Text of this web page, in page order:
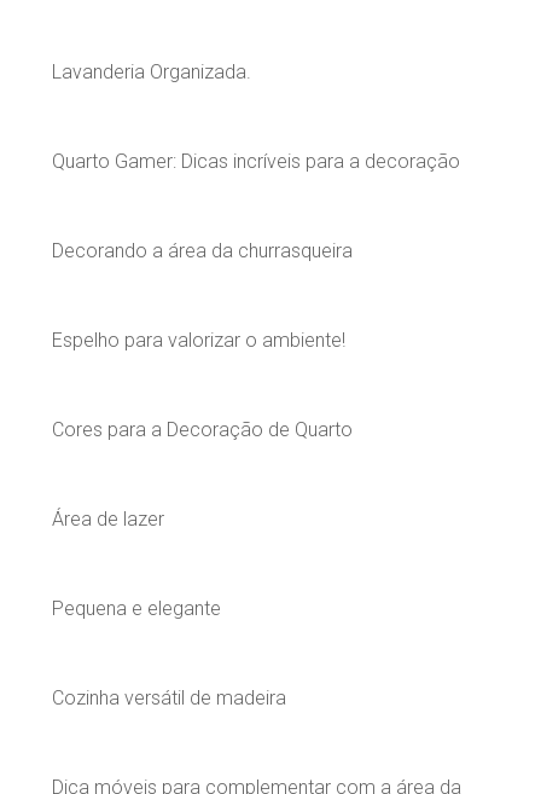
Lavanderia Organizada.
Quarto Gamer: Dicas incríveis para a decoração
Decorando a área da churrasqueira
Espelho para valorizar o ambiente!
Cores para a Decoração de Quarto
Área de lazer
Pequena e elegante
Cozinha versátil de madeira
Dica móveis para complementar com a área da